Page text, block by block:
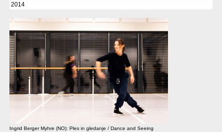
2014
Ingrid Berger Myhre (NO): Ples in gledanje / Dance and Seeing